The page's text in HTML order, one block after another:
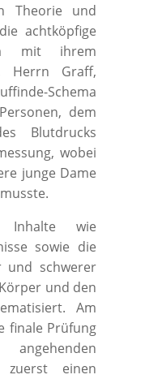
Theorie und
achtköpfige
mit ihrem
Herrn Graff,
Schema
dem
Blutdrucks
wobei
junge Dame
Inhalte wie
sowie die
und schwerer
und den
Am
finale Prüfung
zuerst einen